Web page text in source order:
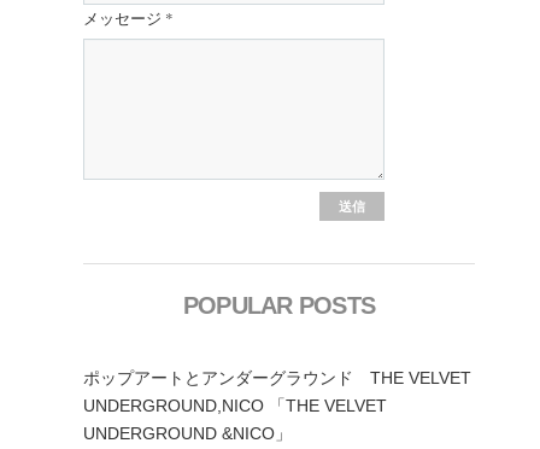
メッセージ *
POPULAR POSTS
ポップアートとアンダーグラウンド THE VELVET
UNDERGROUND,NICO 「THE VELVET
UNDERGROUND &NICO」